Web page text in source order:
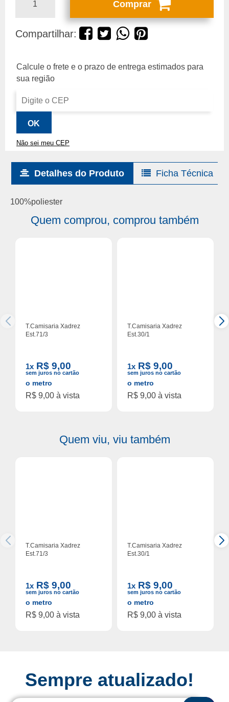
Comprar
Compartilhar:
Não sei meu CEP
Detalhes do Produto Ficha Técnica
100%poliester
Quem comprou, comprou também
T.Camisaria Xadrez
Est.71/3
1x R$ 9,00
sem juros no cartão
o metro
R$ 9,00 à vista
T.Camisaria Xadrez
Est.30/1
1x R$ 9,00
sem juros no cartão
o metro
R$ 9,00 à vista
Quem viu, viu também
T.Camisaria Xadrez
Est.71/3
1x R$ 9,00
sem juros no cartão
o metro
R$ 9,00 à vista
T.Camisaria Xadrez
Est.30/1
1x R$ 9,00
sem juros no cartão
o metro
R$ 9,00 à vista
Sempre atualizado!